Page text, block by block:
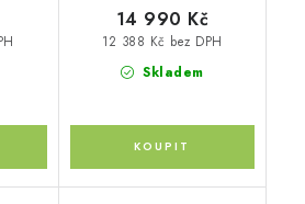
Skladem
12 388 Kč bez DPH
14 990 Kč